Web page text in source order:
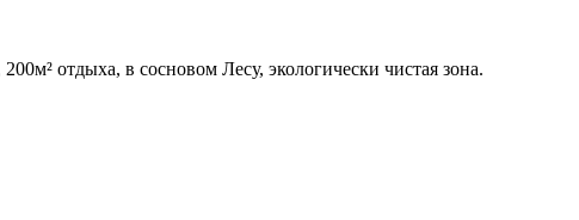
отдыха, в сосновом Лесу, экологически чистая зона.